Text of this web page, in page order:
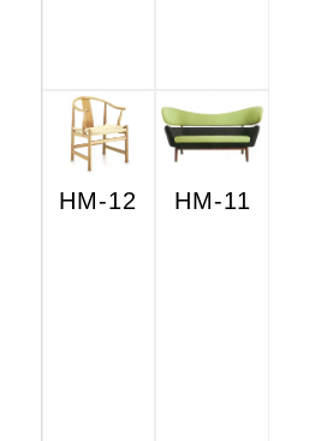
HM-12 HM-11